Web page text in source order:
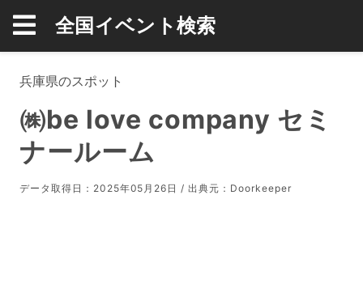
全国イベント検索
兵庫県のスポット
㈱be love company セミ
ナールーム
データ取得日：2025年05月26日 / 出典元： Doorkeeper